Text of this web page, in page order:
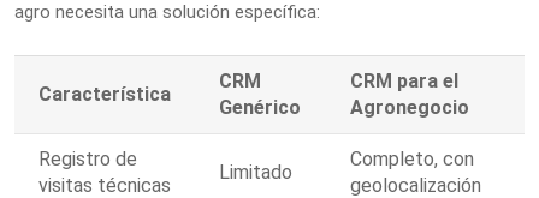
agro necesita una solución específica:
Característica
CRM
Genérico
CRM para el
Agronegocio
Registro de
visitas técnicas
Limitado
Completo, con
geolocalización